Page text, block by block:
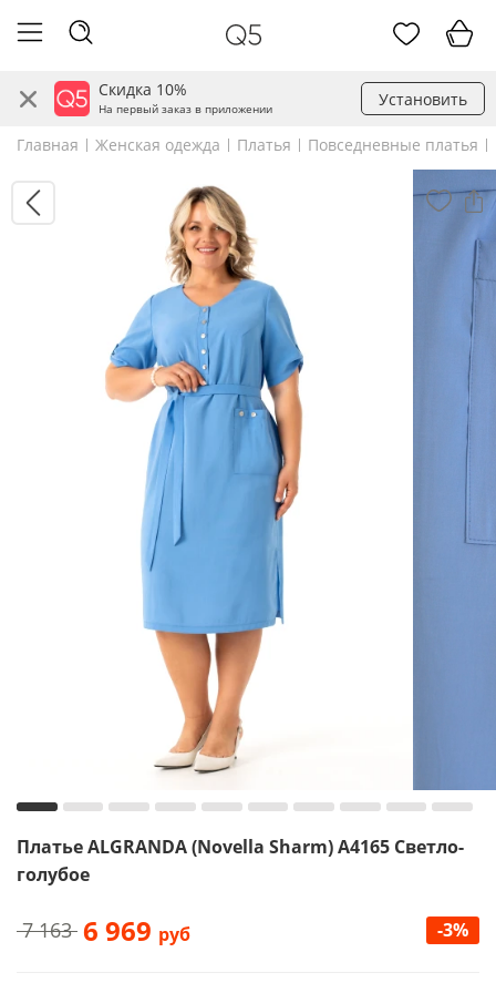
Скидка 10%
На первый заказ в приложении Установить
Главная Женская одежда Платья Повседневные платья
Платье ALGRANDA (Novella Sharm) A4165 Светло-
голубое
7 163 6 969 руб -3%